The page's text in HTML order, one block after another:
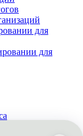
для
для